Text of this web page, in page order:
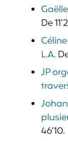
De
L.A.
JP
46’10.